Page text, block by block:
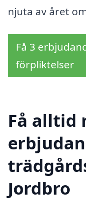
njuta av året
Få 3
förpliktelser
Få alltid
Jordbro